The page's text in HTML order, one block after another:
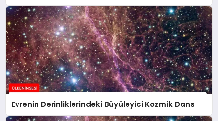
Evrenin Derinliklerindeki Büyüleyici Kozmik Dans